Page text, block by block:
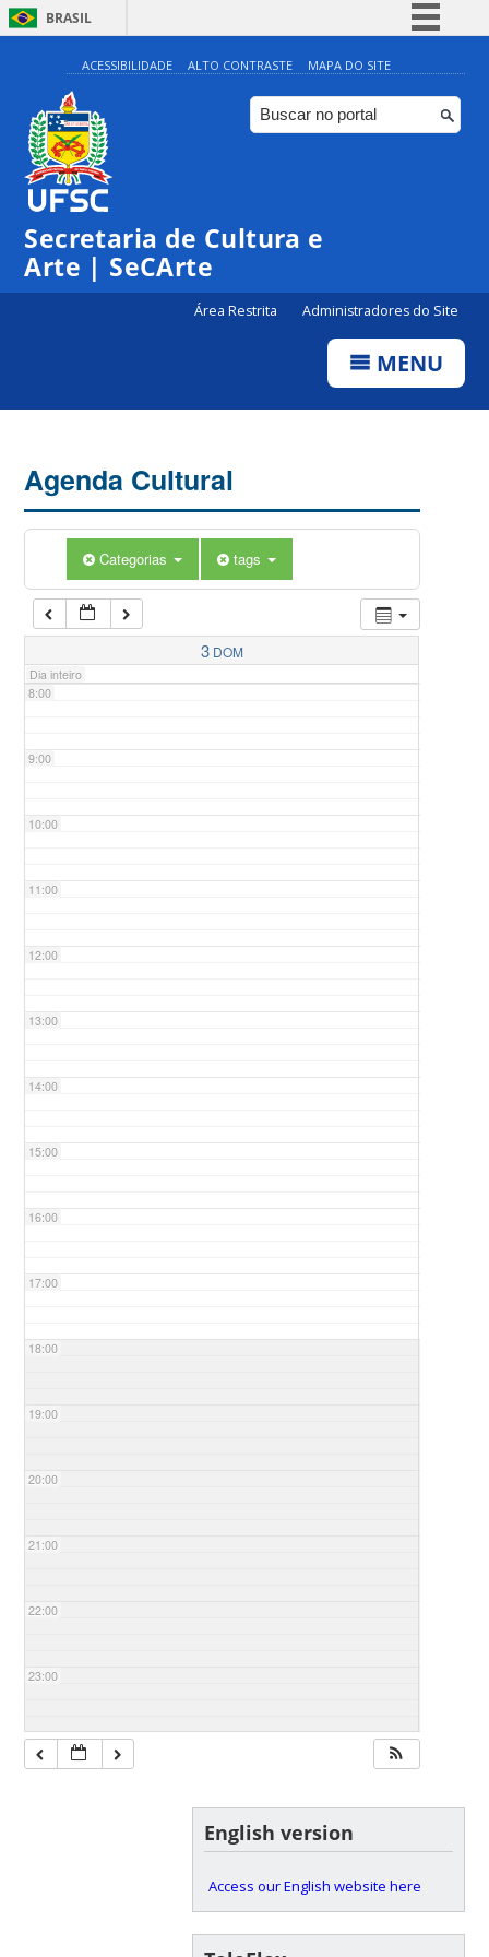
BRASIL
Simplifique!
Comunica BR
Participe
ACESSIBILIDADE ALTO CONTRASTE MAPA DO SITE
Secretaria de Cultura e
Arte | SeCArte
Área Restrita Administradores do Site
MENU
Agenda Cultural
Categorias tags
3 DOM
Dia inteiro
0:00
1:00
5:00
7:00
8:00
9:00
10:00
11:00
12:00
13:00
14:00
15:00
16:00
17:00
18:00
19:00
20:00
21:00
22:00
23:00
English version
Access our English website here